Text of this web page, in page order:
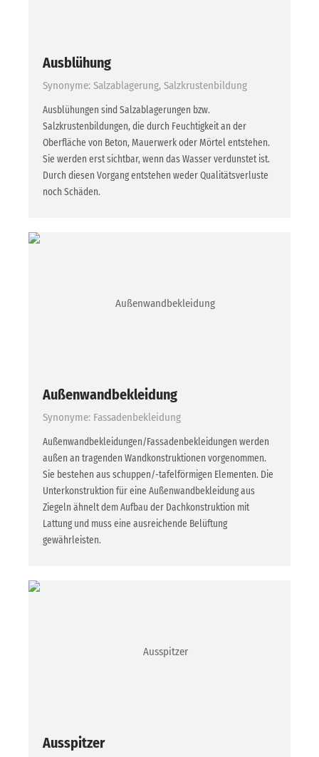
Ausblühung
Synonyme: Salzablagerung, Salzkrustenbildung
Ausblühungen sind Salzablagerungen bzw.
Salzkrustenbildungen, die durch Feuchtigkeit an der
Oberfläche von Beton, Mauerwerk oder Mörtel entstehen.
Sie werden erst sichtbar, wenn das Wasser verdunstet ist.
Durch diesen Vorgang entstehen weder Qualitätsverluste
noch Schäden.
Außenwandbekleidung
Synonyme: Fassadenbekleidung
Außenwandbekleidungen/Fassadenbekleidungen werden
außen an tragenden Wandkonstruktionen vorgenommen.
Sie bestehen aus schuppen/-tafelförmigen Elementen. Die
Unterkonstruktion für eine Außenwandbekleidung aus
Ziegeln ähnelt dem Aufbau der Dachkonstruktion mit
Lattung und muss eine ausreichende Belüftung
gewährleisten.
Ausspitzer